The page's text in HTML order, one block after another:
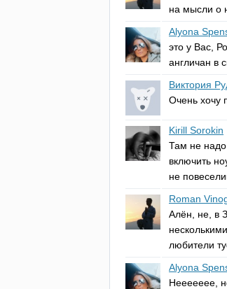
на мысли о
Alyona
это у Вас,
англичан в
Виктория
Очень хочу
Kirill Sorokin
Там не
включить
не
Roman
Алён, не, в
любители
Alyona
Неееееее,